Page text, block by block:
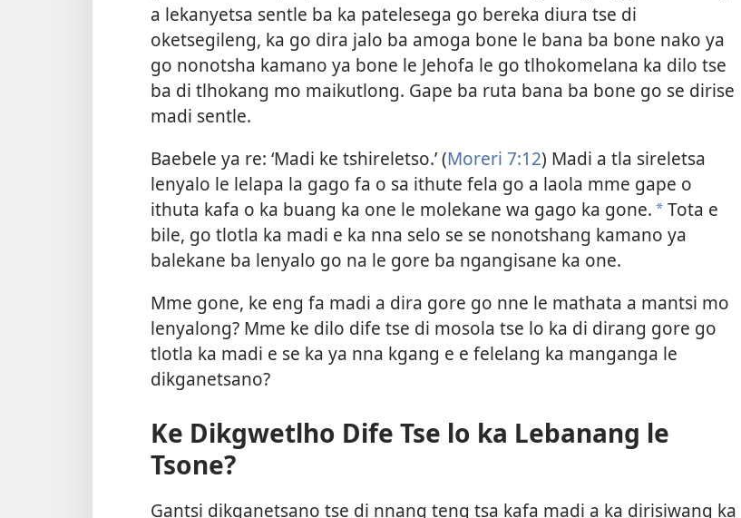
a lekanyetsa sentle ba ka patelesega go bereka diura tse di
oketsegileng, ka go dira jalo ba amoga bone le bana ba bone nako ya
go nonotsha kamano ya bone le Jehofa le go tlhokomelana ka dilo tse
ba di tlhokang mo maikutlong. Gape ba ruta bana ba bone go se dirise
madi sentle.
Baebele ya re: ‘Madi ke tshireletso.’ (Moreri 7:12) Madi a tla sireletsa
lenyalo le lelapa la gago fa o sa ithute fela go a laola mme gape o
ithuta kafa o ka buang ka one le molekane wa gago ka gone. * Tota e
bile, go tlotla ka madi e ka nna selo se se nonotshang kamano ya
balekane ba lenyalo go na le gore ba ngangisane ka one.
Mme gone, ke eng fa madi a dira gore go nne le mathata a mantsi mo
lenyalong? Mme ke dilo dife tse di mosola tse lo ka di dirang gore go
tlotla ka madi e se ka ya nna kgang e e felelang ka manganga le
dikganetsano?
Ke Dikgwetlho Dife Tse lo ka Lebanang le
Tsone?
Gantsi dikganetsano tse di nnang teng tsa kafa madi a ka dirisiwang ka